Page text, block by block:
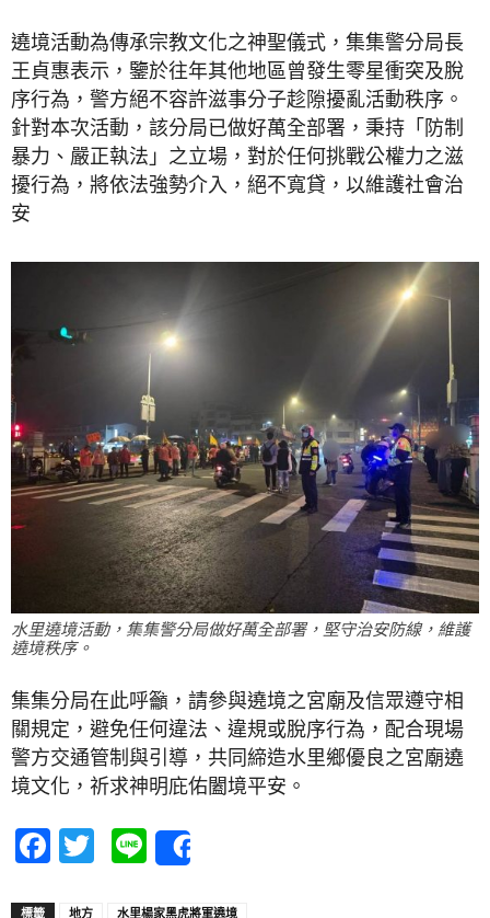
遶境活動為傳承宗教文化之神聖儀式，集集警分局長
王貞惠表示，鑒於往年其他地區曾發生零星衝突及脫
序行為，警方絕不容許滋事分子趁隙擾亂活動秩序。
針對本次活動，該分局已做好萬全部署，秉持「防制
暴力、嚴正執法」之立場，對於任何挑戰公權力之滋
擾行為，將依法強勢介入，絕不寬貸，以維護社會治
安
水里遶境活動，集集警分局做好萬全部署，堅守治安防線，維護
遶境秩序。
集集分局在此呼籲，請參與遶境之宮廟及信眾遵守相
關規定，避免任何違法、違規或脫序行為，配合現場
警方交通管制與引導，共同締造水里鄉優良之宮廟遶
境文化，祈求神明庇佑闔境平安。
Facebook
Twitter
Line
標籤 地方 水里楊家黑虎將軍遶境